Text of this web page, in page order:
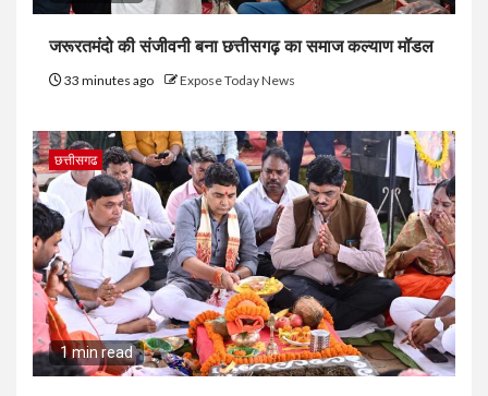
जरूरतमंदो की संजीवनी बना छत्तीसगढ़ का समाज कल्याण मॉडल
33 minutes ago Expose Today News
छत्तीसगढ
1 min read